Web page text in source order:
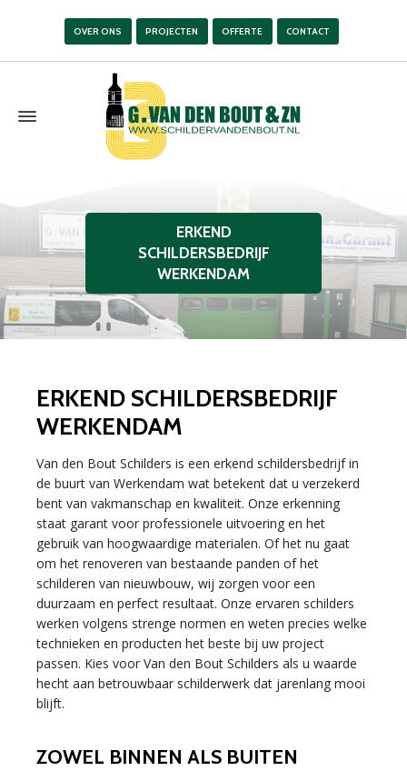
OVER ONS PROJECTEN OFFERTE CONTACT
ERKEND
SCHILDERSBEDRIJF
WERKENDAM
ERKEND SCHILDERSBEDRIJF
WERKENDAM
Van den Bout Schilders is een erkend schildersbedrijf in
de buurt van Werkendam wat betekent dat u verzekerd
bent van vakmanschap en kwaliteit. Onze erkenning
staat garant voor professionele uitvoering en het
gebruik van hoogwaardige materialen. Of het nu gaat
om het renoveren van bestaande panden of het
schilderen van nieuwbouw, wij zorgen voor een
duurzaam en perfect resultaat. Onze ervaren schilders
werken volgens strenge normen en weten precies welke
technieken en producten het beste bij uw project
passen. Kies voor Van den Bout Schilders als u waarde
hecht aan betrouwbaar schilderwerk dat jarenlang mooi
blijft.
ZOWEL BINNEN ALS BUITEN